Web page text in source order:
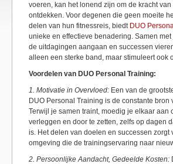
voeren, kan het lonend zijn om de kracht
ontdekken. Voor degenen die geen moeite
delen van hun fitnessreis, biedt DUO
unieke en effectieve benadering. Samen
de uitdagingen aangaan en successen
alleen een sterke band, maar stimuleert ook
Voordelen van DUO Personal Training:
1. Motivatie in Overvloed: Een van de
DUO Personal Training is de constante bron
Terwijl je samen traint, moedig je elkaar aan
verleggen en door te zetten, zelfs op dagen
is. Het delen van doelen en successen zorgt
omgeving die de trainingservaring naar
2. Persoonlijke Aandacht, Gedeelde Kosten: